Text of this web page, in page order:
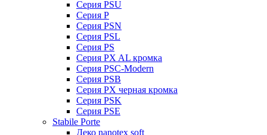
Серия PSU
Серия P
Серия PSN
Серия PSL
Серия PS
Серия PX AL кромка
Серия PSC-Modern
Серия PSB
Серия PX черная кромка
Серия PSK
Серия PSE
Stabile Porte
Деко nanotex soft